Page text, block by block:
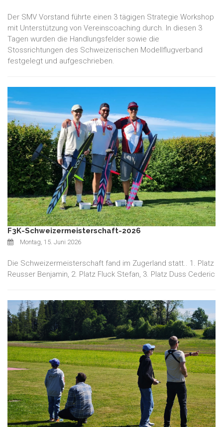
Der SMV Vorstand führte einen 3 tägigen Strategie Workshop
mit Unterstützung von Vereinscoaching durch. In diesen 3
Tagen wurden die Handlungsfelder sowie die
Stossrichtungen des Schweizerischen Modellflugverband
festgelegt und aufgeschrieben.
F3K-Schweizermeisterschaft-2026
Montag, 15. Juni 2026
Die Schweizermeisterschaft fand im Zugerland statt.. 1. Platz
Reusser Benjamin, 2. Platz Fluck Stefan, 3. Platz Duss Cederic